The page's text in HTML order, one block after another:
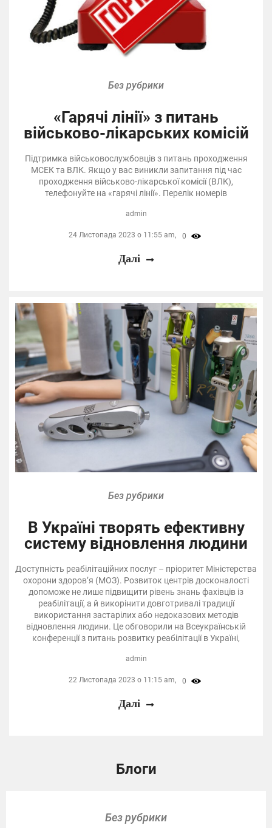
Без рубрики
«Гарячі лінії» з питань
військово-лікарських комісій
Підтримка військовослужбовців з питань проходження
МСЕК та ВЛК. Якщо у вас виникли запитання під час
проходження військово-лікарської комісії (ВЛК),
телефонуйте на «гарячі лінії». Перелік номерів
admin
24 Листопада 2023 о 11:55 am, 0
Далі
Без рубрики
В Україні творять ефективну
систему відновлення людини
Доступність реабілітаційних послуг – пріоритет Міністерства
охорони здоров’я (МОЗ). Розвиток центрів досконалості
допоможе не лише підвищити рівень знань фахівців із
реабілітації, а й викорінити довготривалі традиції
використання застарілих або недоказових методів
відновлення людини. Це обговорили на Всеукраїнській
конференції з питань розвитку реабілітації в Україні,
admin
22 Листопада 2023 о 11:15 am, 0
Далі
Блоги
Без рубрики